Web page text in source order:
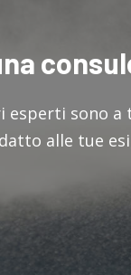
esperti sono
alle tue